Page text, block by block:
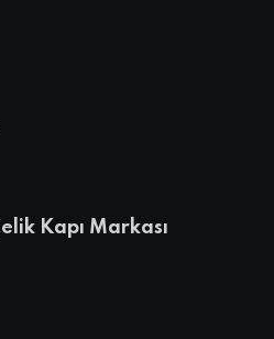
Kapı Markası